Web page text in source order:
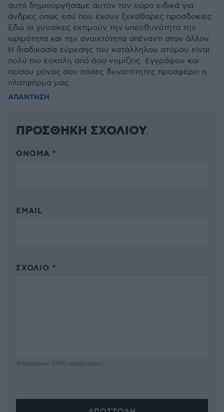
αυτό δημιουργήσαμε αυτόν τον χώρο ειδικά για
άνδρες όπως εσύ που έχουν ξεκάθαρες προσδοκίες.
Εδώ οι γυναίκες εκτιμούν την υπευθυνότητα την
ωριμότητα και την ανοιχτότητα απέναντι στον άλλον.
Η διαδικασία εύρεσης του κατάλληλου ατόμου είναι
πολύ πιο εύκολη από όσο νομίζεις. Εγγράψου και
πείσου μόνος σου πόσες δυνατότητες προσφέρει η
πλατφόρμα μας.
ΑΠΑΝΤΗΣΗ
ΠΡΟΣΘΗΚΗ ΣΧΟΛΙΟΥ
ΌΝΟΜΑ *
EMAIL
ΣΧΌΛΙΟ *
Απομένουν 2500 χαρακτήρες